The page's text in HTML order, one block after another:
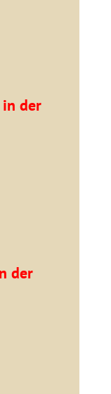
in der
der